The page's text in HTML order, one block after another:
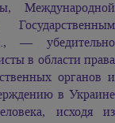
Международной
— убедительно
в области права
органов и
в Украине
исходя из